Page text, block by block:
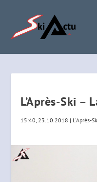
L’Après-Ski –
15:40, 23.10.2018 | L'Après-